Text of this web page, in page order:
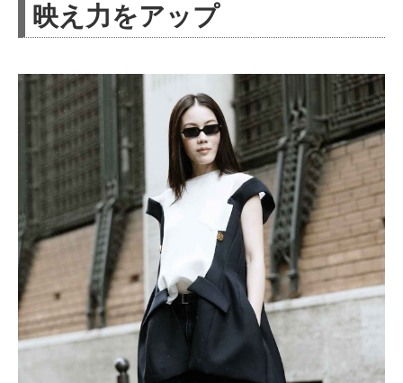
映え力をアップ